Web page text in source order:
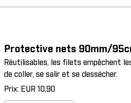
Protective nets 90mm/
Réutilisables, les filets empêchent
de coller, se salir et se dessécher.
Prix: EUR 10,90